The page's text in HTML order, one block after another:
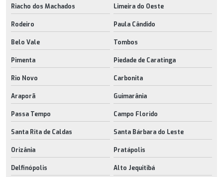
Riacho dos Machados Limeira do Oeste
Rodeiro Paula Cândido
Belo Vale Tombos
Pimenta Piedade de Caratinga
Rio Novo Carbonita
Araporã Guimarânia
Passa Tempo Campo Florido
Santa Rita de Caldas Santa Bárbara do Leste
Orizânia Pratápolis
Delfinópolis Alto Jequitibá